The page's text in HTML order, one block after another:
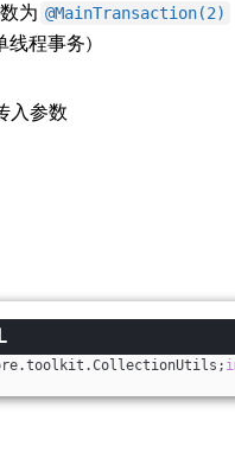
为 @MainTransaction(2)
线程事务)
入参数